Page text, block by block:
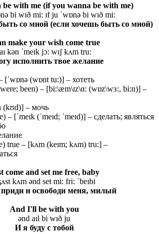
with me (if you wanna be with me)
bi wɪð mi: ɪf ju ˈwɒnə bi wɪð mi:
со мной (если хочешь быть со мной)
make your wish come true
kən ˈmeɪk jɔ: wɪʃ kʌm tru:
исполнить твое желание
[ˈwɒnə (wɒnt tu:)] – хотеть
been) – [bi:\æm\ɪz\ɑ: (wɒz\wɜ:, bi:n)] –
(kʊd)] – мочь
– [ˈmeɪk (ˈmeɪd; ˈmeɪd)] – сделать; являться
true – [kʌm (keɪm; kʌm) tru:] –
come and set me free, baby
kʌm ənd set mi: fri: ˈbeɪbi
и освободи меня, милый
And I'll be with you
ənd aɪl bi wɪð ju
И я буду с тобой